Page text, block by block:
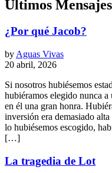
Últimos Mensajes
¿Por qué Jacob?
by Aguas Vivas
20 abril, 2026
Si nosotros hubiésemos
hubiéramos elegido nunca
en él una gran honra.
inversión era demasiado
lo hubiésemos escogido,
[…]
La tragedia de Lot